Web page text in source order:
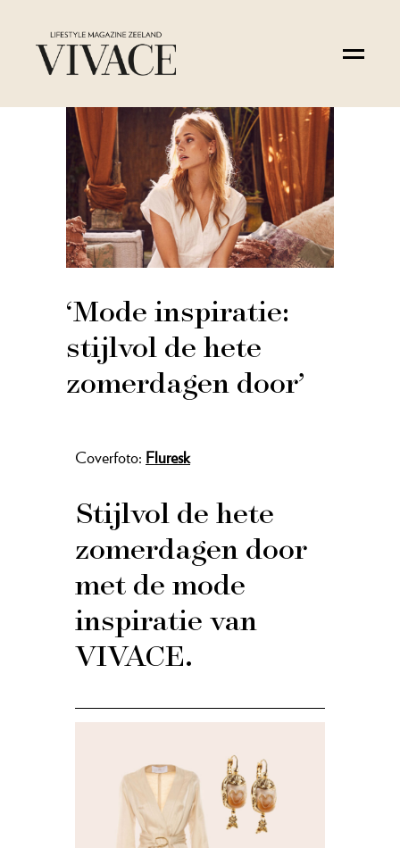
‘Mode inspiratie:
stijlvol de hete
zomerdagen door’
Coverfoto: Fluresk
Stijlvol de hete
zomerdagen door
met de mode
inspiratie van
VIVACE.